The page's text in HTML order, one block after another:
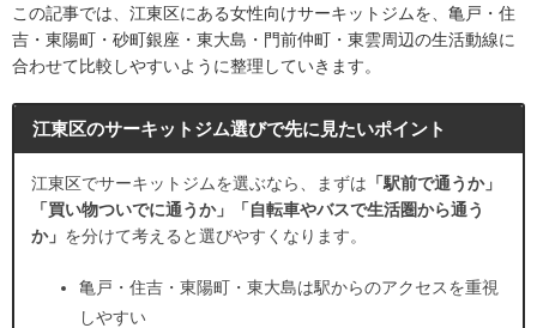
この記事では、江東区にある女性向けサーキットジムを、亀戸・住
吉・東陽町・砂町銀座・東大島・門前仲町・東雲周辺の生活動線に
合わせて比較しやすいように整理していきます。
江東区のサーキットジム選びで先に見たいポイント
江東区でサーキットジムを選ぶなら、まずは 「駅前で通うか」
「買い物ついでに通うか」「自転車やバスで生活圏から通う
か」 を分けて考えると選びやすくなります。
亀戸・住吉・東陽町・東大島は駅からのアクセスを重視
しやすい